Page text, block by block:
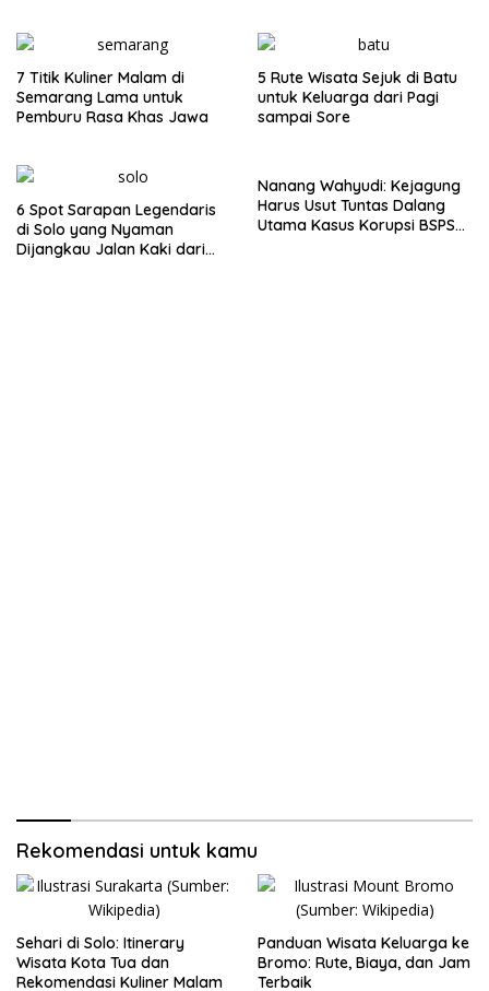
7 Titik Kuliner Malam di
Semarang Lama untuk
Pemburu Rasa Khas Jawa
5 Rute Wisata Sejuk di Batu
untuk Keluarga dari Pagi
sampai Sore
6 Spot Sarapan Legendaris
di Solo yang Nyaman
Dijangkau Jalan Kaki dari
Nanang Wahyudi: Kejagung
Harus Usut Tuntas Dalang
Utama Kasus Korupsi BSPS
Rekomendasi untuk kamu
Sehari di Solo: Itinerary
Wisata Kota Tua dan
Rekomendasi Kuliner Malam
Panduan Wisata Keluarga ke
Bromo: Rute, Biaya, dan Jam
Terbaik